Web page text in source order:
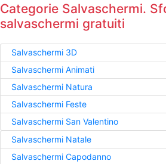
Categorie Salvaschermi.
salvaschermi gratuiti
Salvaschermi 3D
Salvaschermi Animati
Salvaschermi Natura
Salvaschermi Feste
Salvaschermi San Valentino
Salvaschermi Natale
Salvaschermi Capodanno